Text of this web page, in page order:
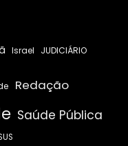
Israel JUDICIÁRIO
Redação
Saúde Pública